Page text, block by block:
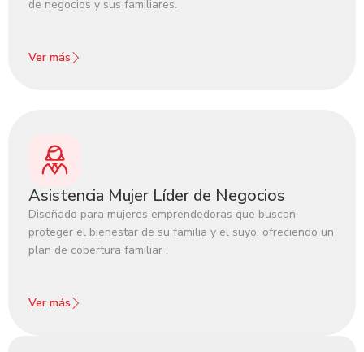
de negocios y sus familiares.
Ver más
Asistencia Mujer Líder de Negocios
Diseñado para mujeres emprendedoras que buscan
proteger el bienestar de su familia y el suyo, ofreciendo un
plan de cobertura familiar .
Ver más